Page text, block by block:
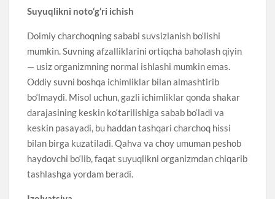
Suyuqlikni noto‘g‘ri ichish
Doimiy charchoqning sababi suvsizlanish bo‘lishi
mumkin. Suvning afzalliklarini ortiqcha baholash qiyin
— usiz organizmning normal ishlashi mumkin emas.
Oddiy suvni boshqa ichimliklar bilan almashtirib
bo‘lmaydi. Misol uchun, gazli ichimliklar qonda shakar
darajasining keskin ko‘tarilishiga sabab bo‘ladi va
keskin pasayadi, bu haddan tashqari charchoq hissi
bilan birga kuzatiladi. Qahva va choy umuman peshob
haydovchi bo‘lib, faqat suyuqlikni organizmdan chiqarib
tashlashga yordam beradi.